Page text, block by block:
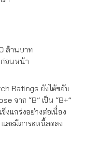
ล้านบาท
ก่อนหน้า
Ratings ยังได้ขยับ
จาก “B” เป็น “B+”
งแกร่งอย่างต่อเนื่อง
และมีภาระหนี้ลดลง